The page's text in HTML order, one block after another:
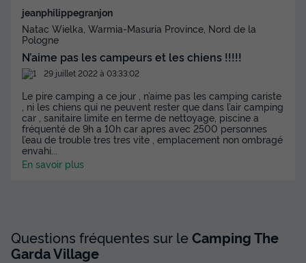
jeanphilippegranjon
Natac Wielka, Warmia-Masuria Province, Nord de la
Pologne
N’aime pas les campeurs et les chiens !!!!!
29 juillet 2022 à 03:33:02
Le pire camping a ce jour , n’aime pas les camping cariste
, ni les chiens qui ne peuvent rester que dans l’air camping
car , sanitaire limite en terme de nettoyage, piscine a
fréquenté de 9h a 10h car apres avec 2500 personnes
l’eau de trouble tres tres vite , emplacement non ombragé
envahi
En savoir plus
Questions fréquentes sur leCamping The
Garda Village